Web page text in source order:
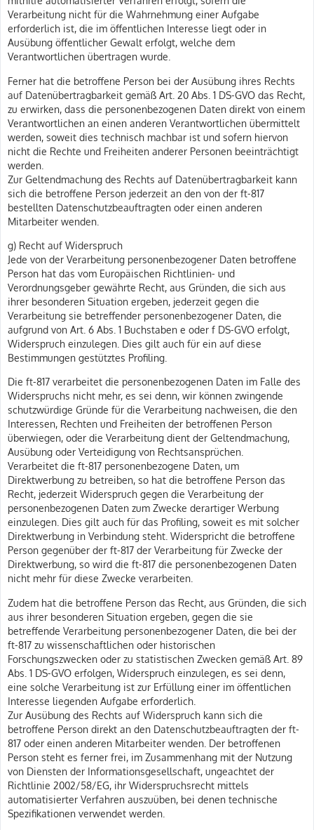
Verarbeitung nicht für die Wahrnehmung einer Aufgabe
erforderlich ist, die im öffentlichen Interesse liegt oder in
Ausübung öffentlicher Gewalt erfolgt, welche dem
Verantwortlichen übertragen wurde.
Ferner hat die betroffene Person bei der Ausübung ihres Rechts
auf Datenübertragbarkeit gemäß Art. 20 Abs. 1 DS-GVO das Recht,
zu erwirken, dass die personenbezogenen Daten direkt von einem
Verantwortlichen an einen anderen Verantwortlichen übermittelt
werden, soweit dies technisch machbar ist und sofern hiervon
nicht die Rechte und Freiheiten anderer Personen beeinträchtigt
werden.
Zur Geltendmachung des Rechts auf Datenübertragbarkeit kann
sich die betroffene Person jederzeit an den von der ft-817
bestellten Datenschutzbeauftragten oder einen anderen
Mitarbeiter wenden.
g) Recht auf Widerspruch
Jede von der Verarbeitung personenbezogener Daten betroffene
Person hat das vom Europäischen Richtlinien- und
Verordnungsgeber gewährte Recht, aus Gründen, die sich aus
ihrer besonderen Situation ergeben, jederzeit gegen die
Verarbeitung sie betreffender personenbezogener Daten, die
aufgrund von Art. 6 Abs. 1 Buchstaben e oder f DS-GVO erfolgt,
Widerspruch einzulegen. Dies gilt auch für ein auf diese
Bestimmungen gestütztes Profiling.
Die ft-817 verarbeitet die personenbezogenen Daten im Falle des
Widerspruchs nicht mehr, es sei denn, wir können zwingende
schutzwürdige Gründe für die Verarbeitung nachweisen, die den
Interessen, Rechten und Freiheiten der betroffenen Person
überwiegen, oder die Verarbeitung dient der Geltendmachung,
Ausübung oder Verteidigung von Rechtsansprüchen.
Verarbeitet die ft-817 personenbezogene Daten, um
Direktwerbung zu betreiben, so hat die betroffene Person das
Recht, jederzeit Widerspruch gegen die Verarbeitung der
personenbezogenen Daten zum Zwecke derartiger Werbung
einzulegen. Dies gilt auch für das Profiling, soweit es mit solcher
Direktwerbung in Verbindung steht. Widerspricht die betroffene
Person gegenüber der ft-817 der Verarbeitung für Zwecke der
Direktwerbung, so wird die ft-817 die personenbezogenen Daten
nicht mehr für diese Zwecke verarbeiten.
Zudem hat die betroffene Person das Recht, aus Gründen, die sich
aus ihrer besonderen Situation ergeben, gegen die sie
betreffende Verarbeitung personenbezogener Daten, die bei der
ft-817 zu wissenschaftlichen oder historischen
Forschungszwecken oder zu statistischen Zwecken gemäß Art. 89
Abs. 1 DS-GVO erfolgen, Widerspruch einzulegen, es sei denn,
eine solche Verarbeitung ist zur Erfüllung einer im öffentlichen
Interesse liegenden Aufgabe erforderlich.
Zur Ausübung des Rechts auf Widerspruch kann sich die
betroffene Person direkt an den Datenschutzbeauftragten der ft-
817 oder einen anderen Mitarbeiter wenden. Der betroffenen
Person steht es ferner frei, im Zusammenhang mit der Nutzung
von Diensten der Informationsgesellschaft, ungeachtet der
Richtlinie 2002/58/EG, ihr Widerspruchsrecht mittels
automatisierter Verfahren auszuüben, bei denen technische
Spezifikationen verwendet werden.